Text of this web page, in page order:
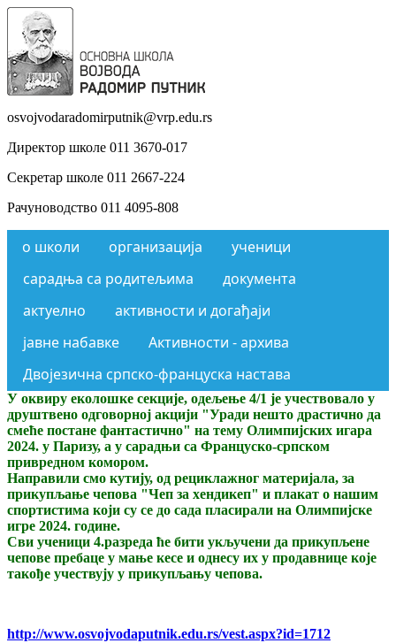
osvojvodaradomirputnik@vrp.edu.rs
Директор школе 011 3670-017
Секретар школе 011 2667-224
Рачуноводство 011 4095-808
о школи организација
ученици
сарадња са родитељима
документа
актуелно
активности и догађаји
јавне набавке
Активности - архива
Двојезична српско-француска настава
У оквиру еколошке секције, одељење 4/1 је учествовало у
друштвено одговорној акцији "Уради нешто драстично да
смеће постане фантастично" на тему Олимпијских игара
2024. у Паризу, а у сарадњи са Француско-српском
привредном комором.
Направили смо кутију, од рециклажног материјала, за
прикупљање чепова "Чеп за хендикеп" и плакат о нашим
спортистима који су се до сада пласирали на Олимпијске
игре 2024. године.
Сви ученици 4.разреда ће бити укључени да прикупљене
чепове пребаце у мање кесе и однесу их у продавнице које
такође учествују у прикупљању чепова.
http://www.osvojvodaputnik.edu.rs/vest.aspx?id=1712